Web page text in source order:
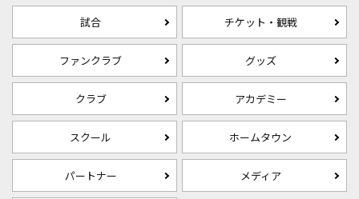
試合 チケット・観戦
ファンクラブ グッズ
クラブ アカデミー
スクール ホームタウン
パートナー メディア